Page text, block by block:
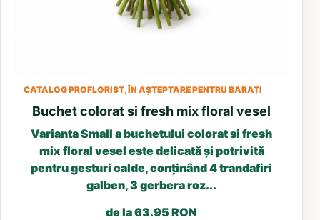
CATALOG PROFLORIST, ÎN AȘTEPTARE PENTRU BARAȚI
Buchet colorat si fresh mix floral vesel
Varianta Small a buchetului colorat si fresh
mix floral vesel este delicată și potrivită
pentru gesturi calde, conținând 4 trandafiri
galben, 3 gerbera roz...
de la 63.95 RON